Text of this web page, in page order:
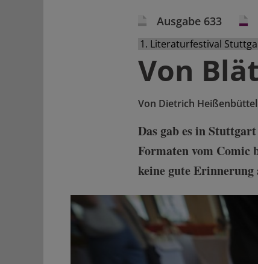
Ausgabe 633
1. Literaturfestival
Von
Von Dietrich Heißenbüttel
Das gab es in
Formaten vom Comic
keine gute